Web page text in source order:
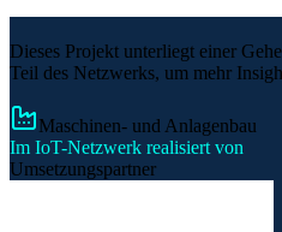
Dieses Projekt unterliegt einer
Teil des Netzwerks, um mehr
Maschinen- und Anlagenbau
Im IoT-Netzwerk realisiert von
Umsetzungspartner